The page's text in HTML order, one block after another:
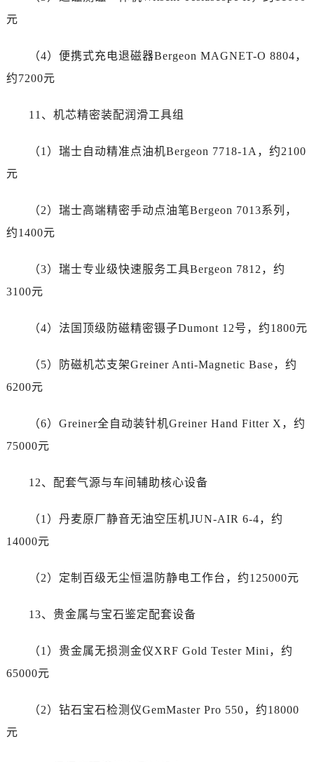
福建省泉州市丰泽区宝洲路729号浦西万达中心写字楼A座7楼709室劳力士售后服务中心（需提前预约）
云南省昆明市盘龙区北京路928号同德昆明广场写字楼10层06室劳力士售后服务中心（需提前预约）
海南省海口市龙华区金贸东路5号海口华润大厦B座17层1707室劳力士售后服务中心（需提前预约）
兰州市七里河区西津西路16号兰州中心写字楼21层2102室劳力士售后服务中心（需提前预约）
元
（4）便携式充电退磁器Bergeon MAGNET-O 8804，
约7200元
11、机芯精密装配润滑工具组
（1）瑞士自动精准点油机Bergeon 7718-1A，约2100
元
（2）瑞士高端精密手动点油笔Bergeon 7013系列，
约1400元
（3）瑞士专业级快速服务工具Bergeon 7812，约
3100元
（4）法国顶级防磁精密镊子Dumont 12号，约1800元
（5）防磁机芯支架Greiner Anti-Magnetic Base，约
6200元
（6）Greiner全自动装针机Greiner Hand Fitter X，约
75000元
12、配套气源与车间辅助核心设备
（1）丹麦原厂静音无油空压机JUN-AIR 6-4，约
14000元
（2）定制百级无尘恒温防静电工作台，约125000元
13、贵金属与宝石鉴定配套设备
（1）贵金属无损测金仪XRF Gold Tester Mini，约
65000元
（2）钻石宝石检测仪GemMaster Pro 550，约18000
元